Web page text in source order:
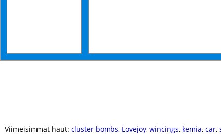
Viimeisimmät haut: cluster bombs, Lovejoy, wincings, kemia, car,